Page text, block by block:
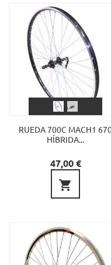
RUEDA 700C MACH1
HÍBRIDA...
Precio
47,00 €
